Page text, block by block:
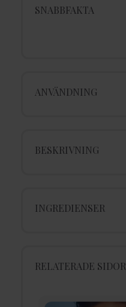
SNABBFAKTA
ANVÄNDNING
BESKRIVNING
INGREDIENSER
RELATERADE SIDOR